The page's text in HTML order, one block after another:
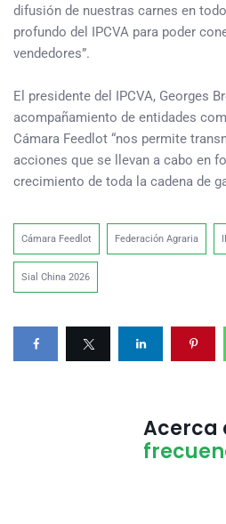
difusión de nuestras carnes en
profundo del IPCVA para poder
vendedores”.
El presidente del IPCVA, Georges
acompañamiento de entidades
Cámara Feedlot “nos permite
acciones que se llevan a cabo en
crecimiento de toda la cadena de
Cámara Feedlot Federación Agraria
Sial China 2026
Acerca